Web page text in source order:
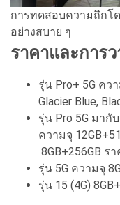
การทดสอบความถึกโ
อย่างสบาย ๆ
ราคาและการ
รุ่น Pro+ 5G คว
Glacier Blue,
รุ่น Pro 5G มากั
ความจุ
8GB+256GB ร
รุ่น 5G ความจุ
รุ่น 15 (4G)